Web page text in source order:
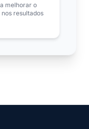
melhorar o
resultados